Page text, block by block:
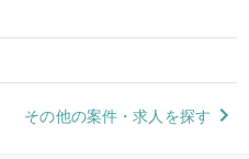
その他の案件・求人を探す